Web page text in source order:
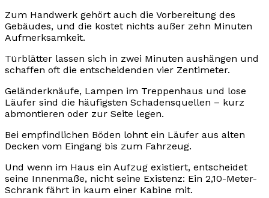
Zum Handwerk gehört auch die Vorbereitung des
Gebäudes, und die kostet nichts außer zehn Minuten
Aufmerksamkeit.
Türblätter lassen sich in zwei Minuten aushängen und
schaffen oft die entscheidenden vier Zentimeter.
Geländerknäufe, Lampen im Treppenhaus und lose
Läufer sind die häufigsten Schadensquellen – kurz
abmontieren oder zur Seite legen.
Bei empfindlichen Böden lohnt ein Läufer aus alten
Decken vom Eingang bis zum Fahrzeug.
Und wenn im Haus ein Aufzug existiert, entscheidet
seine Innenmaße, nicht seine Existenz: Ein 2,10-Meter-
Schrank fährt in kaum einer Kabine mit.